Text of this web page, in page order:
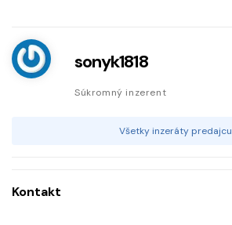
sonyk1818
Súkromný inzerent
Všetky inzeráty predajcu
Kontakt